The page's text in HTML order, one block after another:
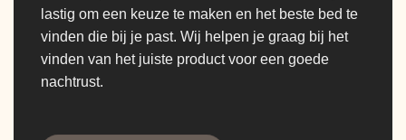
lastig om een keuze te maken en het beste bed te
vinden die bij je past. Wij helpen je graag bij het
vinden van het juiste product voor een goede
nachtrust.